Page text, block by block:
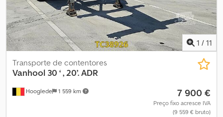
1 / 11
Hooglede 1 559 km
Transporte de contentores
Vanhool 30 ‘ , 20’. ADR
7 900 €
Preço fixo acresce IVA
(9 559 € bruto)